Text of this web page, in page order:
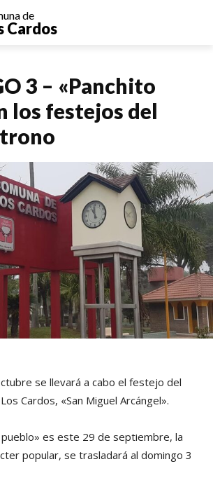
de
Cardos
3 – «Panchito
los festejos del
se llevará a cabo el festejo del
Cardos, «San Miguel Arcángel».
pueblo» es este 29 de septiembre, la
popular, se trasladará al domingo 3